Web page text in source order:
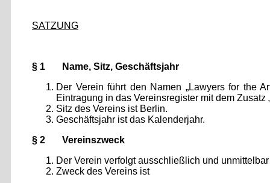
SATZUNG
§ 1 Name, Sitz, Geschäftsjahr
Der Verein führt den Namen „Lawyers for the
Eintragung in das Vereinsregister mit dem Zusatz
Sitz des Vereins ist Berlin.
Geschäftsjahr ist das Kalenderjahr.
§ 2 Vereinszweck
Der Verein verfolgt ausschließlich und
Zweck des Vereins ist